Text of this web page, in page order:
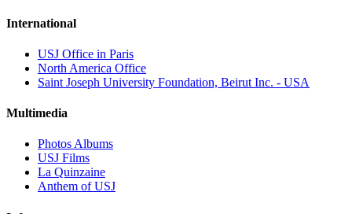
International
USJ Office in Paris
North America Office
Saint Joseph University Foundation, Beirut Inc. - USA
Multimedia
Photos Albums
USJ Films
La Quinzaine
Anthem of USJ